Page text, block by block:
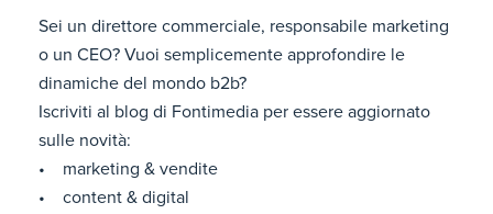
Sei un direttore commerciale, responsabile marketing
o un CEO? Vuoi semplicemente approfondire le
dinamiche del mondo b2b?
Iscriviti al blog di Fontimedia per essere aggiornato
sulle novità:
• marketing & vendite
• content & digital